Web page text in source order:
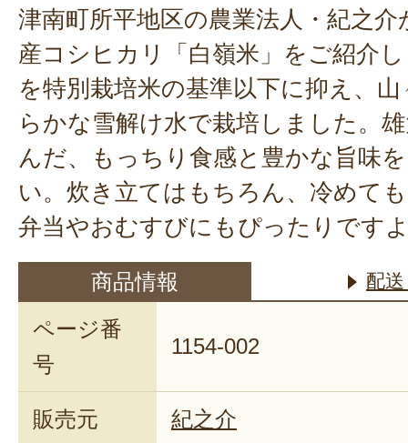
津南町所平地区の農業法人・紀之
産コシヒカリ「白嶺米」をご紹介
を特別栽培米の基準以下に抑え、
らかな雪解け水で栽培しました。
んだ、もっちり食感と豊かな旨味
い。炊き立てはもちろん、冷めて
弁当やおむすびにもぴったりです
商品情報 配
ページ番
号
1154-002
販売元 紀之介